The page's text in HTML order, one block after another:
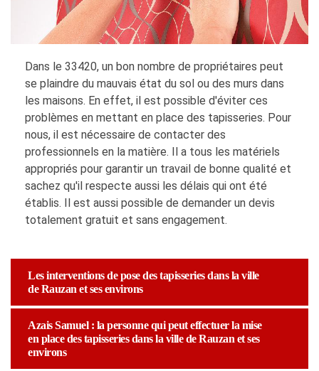
Dans le 33420, un bon nombre de propriétaires peut
se plaindre du mauvais état du sol ou des murs dans
les maisons. En effet, il est possible d'éviter ces
problèmes en mettant en place des tapisseries. Pour
nous, il est nécessaire de contacter des
professionnels en la matière. Il a tous les matériels
appropriés pour garantir un travail de bonne qualité et
sachez qu'il respecte aussi les délais qui ont été
établis. Il est aussi possible de demander un devis
totalement gratuit et sans engagement.
Les interventions de pose des tapisseries dans la ville
de Rauzan et ses environs
Azais Samuel : la personne qui peut effectuer la mise
en place des tapisseries dans la ville de Rauzan et ses
environs